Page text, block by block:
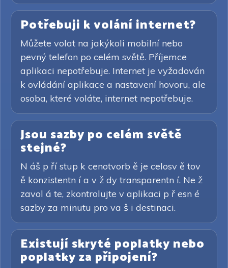
Potřebuji k volání internet?
Můžete volat na jakýkoli mobilní nebo
pevný telefon po celém světě. Příjemce
aplikaci nepotřebuje. Internet je vyžadován
k ovládání aplikace a nastavení hovoru, ale
osoba, které voláte, internet nepotřebuje.
Jsou sazby po celém světě
stejné?
N áš p ří stup k cenotvorb ě je celosv ě tov
ě konzistentn í a v ž dy transparentn í. Ne ž
zavol á te, zkontrolujte v aplikaci p ř esn é
sazby za minutu pro va š i destinaci.
Existují skryté poplatky nebo
poplatky za připojení?